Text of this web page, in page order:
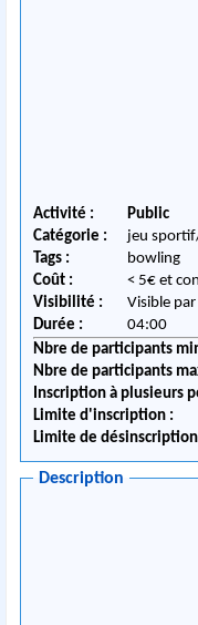
Activité :
Public
Catégorie :
jeu
Tags :
bowling
Coût :
< 5€
Visibilité :
Visible
Durée :
04:00
Nbre de participants
Nbre de participants
Inscription à plusieurs
Limite d'inscription :
Limite de
Description